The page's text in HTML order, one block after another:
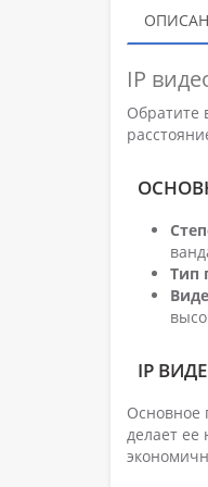
IP
Обратите
Тип
IP
Основное
делает ее